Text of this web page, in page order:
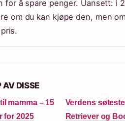
for å spare penger. Uansett: i
om du kan kjøpe den, men
AV DISSE
mamma – 15
for 2025
Verdens
Retriever og